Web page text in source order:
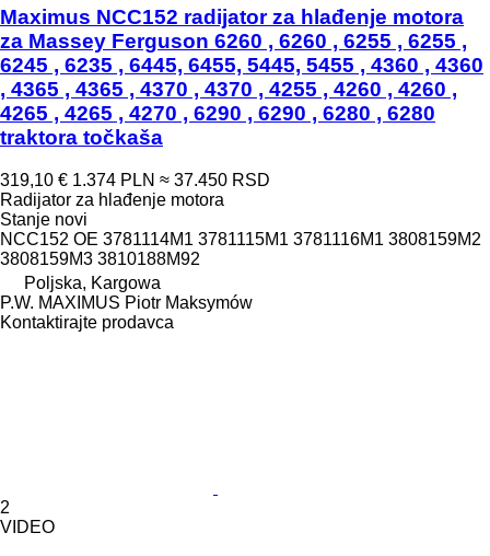
Maximus NCC152 radijator za hlađenje motora
za Massey Ferguson 6260 , 6260 , 6255 , 6255 ,
6245 , 6235 , 6445, 6455, 5445, 5455 , 4360 , 4360
, 4365 , 4365 , 4370 , 4370 , 4255 , 4260 , 4260 ,
4265 , 4265 , 4270 , 6290 , 6290 , 6280 , 6280
traktora točkaša
319,10 € 1.374 PLN ≈ 37.450 RSD
Radijator za hlađenje motora
Stanje novi
NCC152 OE 3781114M1 3781115M1 3781116M1 3808159M2
3808159M3 3810188M92
Poljska, Kargowa
P.W. MAXIMUS Piotr Maksymów
Kontaktirajte prodavca
2
VIDEO